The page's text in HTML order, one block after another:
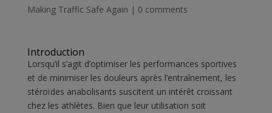
Making Traffic Safe Again | 0 comments
Introduction
Lorsqu’il s’agit d’optimiser les performances sportives
et de minimiser les douleurs après l’entraînement, les
stéroïdes anabolisants suscitent un intérêt croissant
chez les athlètes. Bien que leur utilisation soit